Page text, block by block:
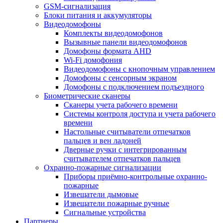
GSM-сигнализация
Блоки питания и аккумуляторы
Видеодомофоны
Комплекты видеодомофонов
Вызывные панели видеодомофонов
Домофоны формата AHD
Wi-Fi домофония
Видеодомофоны с кнопочным управлением
Домофоны с сенсорным экраном
Домофоны с подключением подъездного
Биометрические сканеры
Сканеры учета рабочего времени
Системы контроля доступа и учета рабочего
времени
Настольные считыватели отпечатков
пальцев и вен ладоней
Дверные ручки с интегрированным
считывателем отпечатков пальцев
Охранно-пожарные сигнализации
Приборы приёмно-контрольные охранно-
пожарные
Извещатели дымовые
Извещатели пожарные ручные
Сигнальные устройства
Партнеры